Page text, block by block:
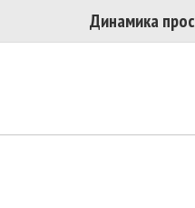
Динамика